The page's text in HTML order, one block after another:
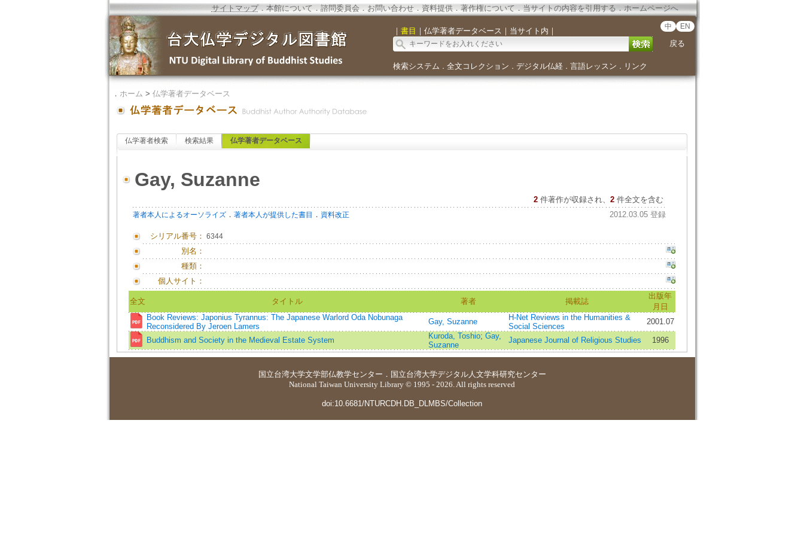
サイトマップ．本館について．諮問委員会． お問い合わせ． 資料提供．著作権について．当サイトの内容を引用する．ホームページへ
｜ 書目 ｜ 仏学著者データベース ｜ 当サイト内 ｜ 中 EN
戻る
検索システム ． 全文コレクション ． デジタル仏経． 言語レッスン ． リンク
． ホーム > 仏学著者データベース
仏学著者検索 検索結果 仏学著者データベース
Gay, Suzanne
2 件著作が収録され、 2件全文を含む
著者本人によるオーソライズ． 著者本人が提供した書目 ． 資料改正 2012.03.05 登録
シリアル番号： 6344
別名：
種類：
個人サイト：
全文 タイトル 著者 掲載誌
出版年
月日
Book Reviews: Japonius Tyrannus: The Japanese Warlord Oda Nobunaga
Reconsidered By Jeroen Lamers
Gay, Suzanne
H-Net Reviews in the Humanities &
Social Sciences
2001.07
Buddhism and Society in the Medieval Estate System Kuroda, Toshio; Gay,
Suzanne
Japanese Journal of Religious Studies 1996
国立台湾大学文学部仏教学センター ． 国立台湾大学デジタル人文学科研究センター
National Taiwan University Library © 1995 - 2026. All rights reserved
doi:10.6681/NTURCDH.DB_DLMBS/Collection